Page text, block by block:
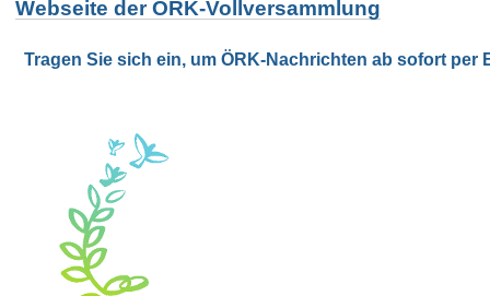
Webseite der ÖRK-Vollversammlung
Tragen Sie sich ein, um ÖRK-Nachrichten ab sofort per